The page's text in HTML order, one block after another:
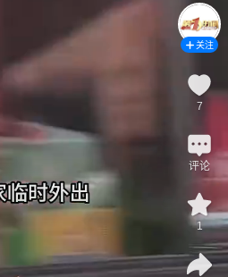
关注
7
评论
1